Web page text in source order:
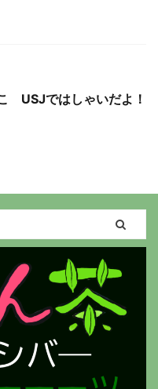
USJではしゃいだよ！